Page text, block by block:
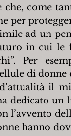
che, come
per
ad un
in cui le
Per
di donne
il
dedicato
l’avvento
hanno